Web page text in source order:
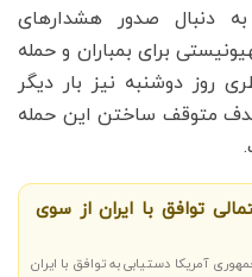
دنبال صدور هشدارهای
برای بمباران و حمله
روز دوشنبه نیز بار دیگر
متوقف ساختن این حمله
توافق با ایران از سوی
آمریکا دستیابی به توافق با ایران